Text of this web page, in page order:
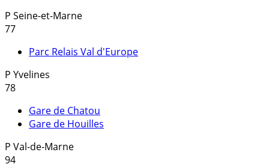
P Seine-et-Marne
77
Parc Relais Val d'Europe
P Yvelines
78
Gare de Chatou
Gare de Houilles
P Val-de-Marne
94